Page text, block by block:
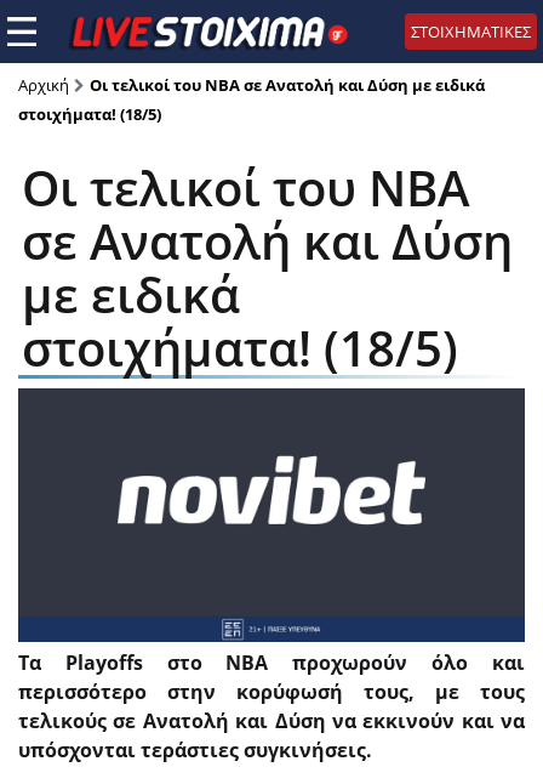
ΣΤΟΙΧΗΜΑΤΙΚΕΣ
Αρχική
Οι τελικοί του NBA σε Ανατολή και Δύση με ειδικά
στοιχήματα! (18/5)
Οι τελικοί του NBA
σε Ανατολή και Δύση
με ειδικά
στοιχήματα! (18/5)
Τα Playoffs στο ΝΒΑ προχωρούν όλο και
περισσότερο στην κορύφωσή τους, με τους
τελικούς σε Ανατολή και Δύση να εκκινούν και να
υπόσχονται τεράστιες συγκινήσεις.